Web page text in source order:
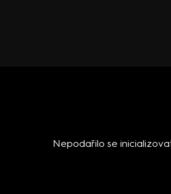
Nepodařilo se